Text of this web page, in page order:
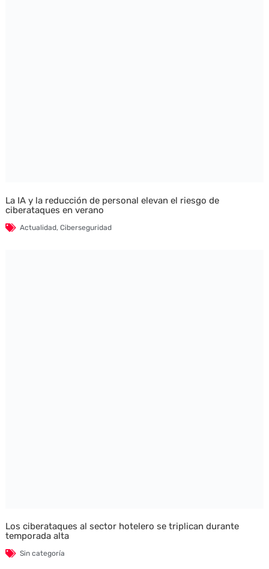
La IA y la reducción de personal elevan el riesgo de
ciberataques en verano
Actualidad, Ciberseguridad
Los ciberataques al sector hotelero se triplican durante
temporada alta
Sin categoría